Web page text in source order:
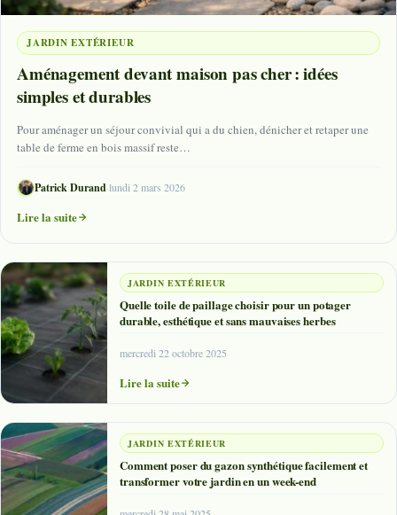
JARDIN EXTÉRIEUR
Aménagement devant maison pas cher : idées
simples et durables
Pour aménager un séjour convivial qui a du chien, dénicher et retaper une
table de ferme en bois massif reste…
Patrick Durand·lundi 2 mars 2026
Lire la suite
JARDIN EXTÉRIEUR
Quelle toile de paillage choisir pour un potager
durable, esthétique et sans mauvaises herbes
mercredi 22 octobre 2025
Lire la suite
JARDIN EXTÉRIEUR
Comment poser du gazon synthétique facilement et
transformer votre jardin en un week-end